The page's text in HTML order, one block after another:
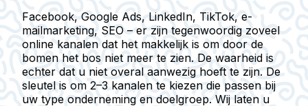
Facebook, Google Ads, LinkedIn, TikTok, e-
mailmarketing, SEO – er zijn tegenwoordig zoveel
online kanalen dat het makkelijk is om door de
bomen het bos niet meer te zien. De waarheid is
echter dat u niet overal aanwezig hoeft te zijn. De
sleutel is om 2–3 kanalen te kiezen die passen bij
uw type onderneming en doelgroep. Wij laten u